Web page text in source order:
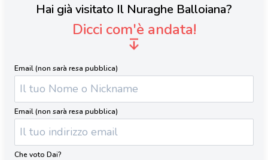
Hai già visitato Il Nuraghe Balloiana?
Dicci com'è andata!
Email (non sarà resa pubblica)
Email (non sarà resa pubblica)
Che voto Dai?